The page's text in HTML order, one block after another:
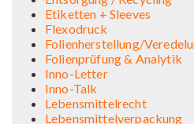
Etiketten + Sleeves
Flexodruck
Folienherstellung/
Folienprüfung & Analytik
Inno-Letter
Inno-Talk
Lebensmittelrecht
Lebensmittelverpackung